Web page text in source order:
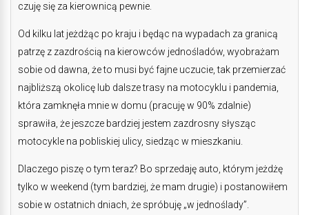
czuję się za kierownicą pewnie.
Od kilku lat jeżdżąc po kraju i będąc na wypadach za granicą
patrzę z zazdrością na kierowców jednośladów, wyobrażam
sobie od dawna, że to musi być fajne uczucie, tak przemierzać
najbliższą okolicę lub dalsze trasy na motocyklu i pandemia,
która zamknęła mnie w domu (pracuję w 90% zdalnie)
sprawiła, że jeszcze bardziej jestem zazdrosny słysząc
motocykle na pobliskiej ulicy, siedząc w mieszkaniu.
Dlaczego piszę o tym teraz? Bo sprzedaję auto, którym jeżdżę
tylko w weekend (tym bardziej, że mam drugie) i postanowiłem
sobie w ostatnich dniach, że spróbuję „w jednoślady”.